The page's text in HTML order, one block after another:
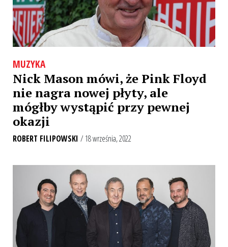
MUZYKA
Nick Mason mówi, że Pink Floyd
nie nagra nowej płyty, ale
mógłby wystąpić przy pewnej
okazji
ROBERT FILIPOWSKI / 18 września, 2022